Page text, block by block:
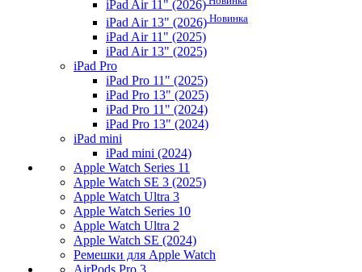
iPad Air 11" (2026)
iPad Air 13" (2026) Новинка
iPad Air 11" (2025)
iPad Air 13" (2025)
iPad Pro
iPad Pro 11" (2025)
iPad Pro 13" (2025)
iPad Pro 11" (2024)
iPad Pro 13" (2024)
iPad mini
iPad mini (2024)
Apple Watch Series 11
Apple Watch SE 3 (2025)
Apple Watch Ultra 3
Apple Watch Series 10
Apple Watch Ultra 2
Apple Watch SE (2024)
Ремешки для Apple Watch
AirPods Pro 3